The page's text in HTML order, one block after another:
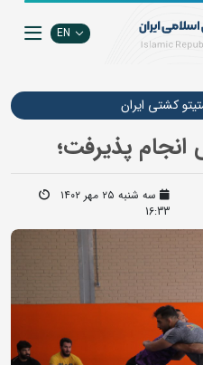
EN
كشتي ايران
انجام پذیرفت؛
سه شنبه ۲۵ مهر ۱۴۰۲
16:33